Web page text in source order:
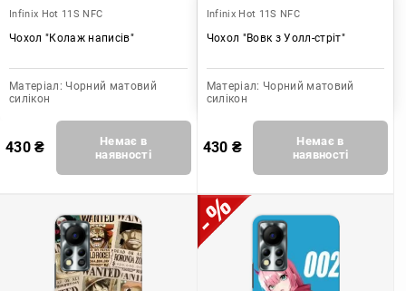
Infinix Hot 11S NFC
Чохол "Колаж написів"
Матеріал: Чорний матовий
силікон
430₴
Немає в
наявності
Infinix Hot 11S NFC
Чохол "Вовк з Уолл-стріт"
Матеріал: Чорний матовий
силікон
430 ₴
Немає в
наявності